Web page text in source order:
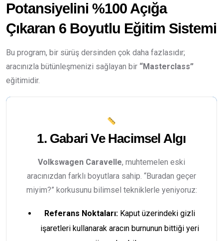
Potansiyelini %100 Açığa
Çıkaran 6 Boyutlu Eğitim Sistemi
Bu program, bir sürüş dersinden çok daha fazlasıdır;
aracınızla bütünleşmenizi sağlayan bir “Masterclass”
eğitimidir.
1. Gabari Ve Hacimsel Algı
Volkswagen Caravelle, muhtemelen eski
aracınızdan farklı boyutlara sahip. “Buradan geçer
miyim?” korkusunu bilimsel tekniklerle yeniyoruz:
Referans Noktaları:Kaput üzerindeki gizli
işaretleri kullanarak aracın burnunun bittiği yeri